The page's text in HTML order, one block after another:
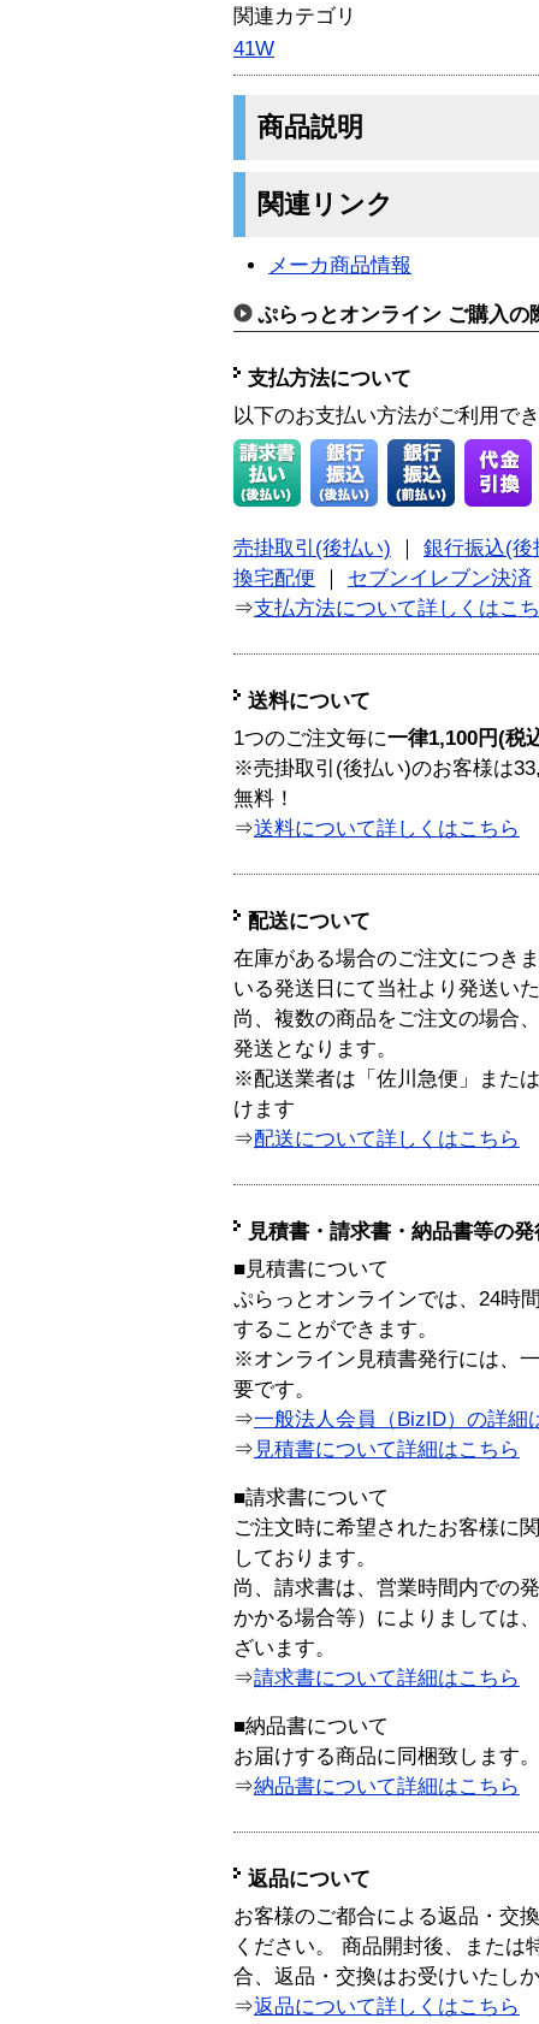
関連カテゴリ
41W
商品説明
関連リンク
メーカ商品情報
ぷらっとオンライン ご購入の
支払方法について
以下のお支払い方法がご利用で
売掛取引(後払い)
銀行振込(後
換宅配便
セブンイレブン決済
⇒支払方法について詳しくはこ
送料について
1つのご注文毎に一律1,100円(税
※売掛取引(後払い)のお客様は
無料！
⇒送料について詳しくはこちら
配送について
在庫がある場合のご注文につき
いる発送日にて当社より発送い
尚、複数の商品をご注文の場合
発送となります。
※配送業者は「佐川急便」また
けます
⇒配送について詳しくはこちら
見積書・請求書・納品書等の
■見積書について
ぷらっとオンラインでは、24時
することができます。
※オンライン見積書発行には、
要です。
⇒一般法人会員（BizID）の詳細
⇒ 見積書について詳細はこちら
■請求書について
ご注文時に希望されたお客様に
しております。
尚、請求書は、営業時間内での
かかる場合等）によりましては
ざいます。
⇒請求書について詳細はこちら
■納品書について
お届けする商品に同梱致します。
⇒納品書について詳細はこちら
返品について
お客様のご都合による返品・交
ください。 商品開封後、または
合、返品・交換はお受けいたし
⇒返品について詳しくはこちら